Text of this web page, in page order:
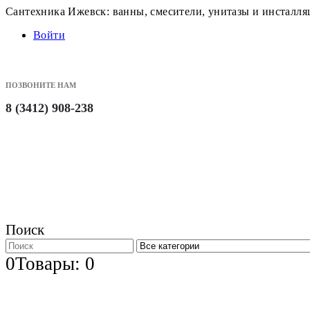
Сантехника Ижевск: ванны, смесители, унитазы и
Войти
ПОЗВОНИТЕ НАМ
8 (3412) 908-238
Поиск
0Товары: 0